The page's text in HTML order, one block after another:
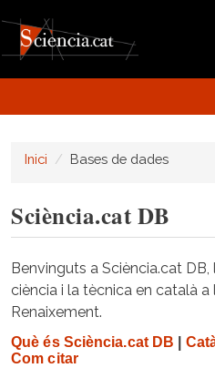
Inici Bases de dades
Sciència.cat DB
Benvinguts a Sciència.cat
ciència i la tècnica en català a
Renaixement.
Què és Sciència.cat DB
Com citar